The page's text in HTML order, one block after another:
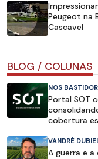
Peugeot na
Cascavel
BLOG / COLUNAS
NOS
Portal SOT
cobertura
VANDRÉ
A guerra e